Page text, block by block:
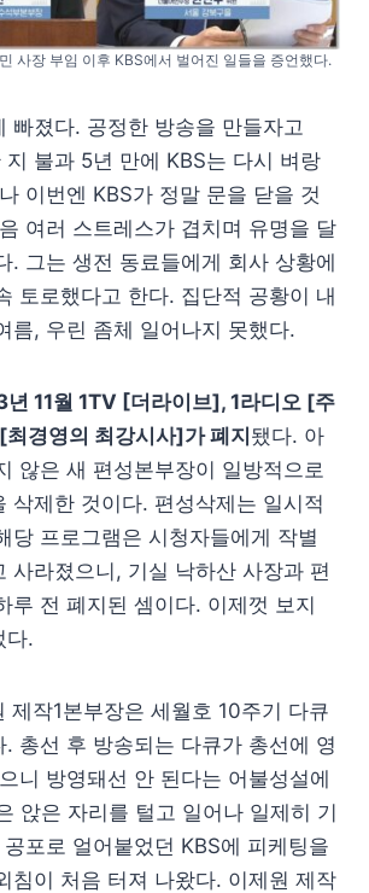
사장 부임 이후 KBS에서 벌어진 일들을 증언했다.
빠졌다. 공정한 방송을 만들자고
지 불과 5년 만에 KBS는 다시 벼랑
이번엔 KBS가 정말 문을 닫을 것
여러 스트레스가 겹치며 유명을 달
. 그는 생전 동료들에게 회사 상황에
토로했다고 한다. 집단적 공황이 내
름, 우린 좀체 일어나지 못했다.
11월 1TV [더라이브], 1라디오 [주
경영의 최강시사]가 폐지됐다. 아
않은 새 편성본부장이 일방적으로
삭제한 것이다. 편성삭제는 일시적
당 프로그램은 시청자들에게 작별
사라졌으니, 기실 낙하산 사장과 편
루 전 폐지된 셈이다. 이제껏 보지
다.
제작1본부장은 세월호 10주기 다큐
. 총선 후 방송되는 다큐가 총선에 영
니 방영돼선 안 된다는 어불성설에
앉은 자리를 털고 일어나 일제히 기
포로 얼어붙었던 KBS에 피케팅을
침이 처음 터져 나왔다. 이제원 제작